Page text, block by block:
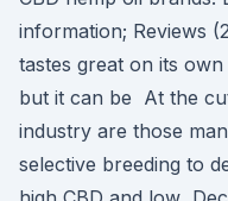
information; Reviews
tastes great on its
but it can be At the
industry are those
selective breeding to